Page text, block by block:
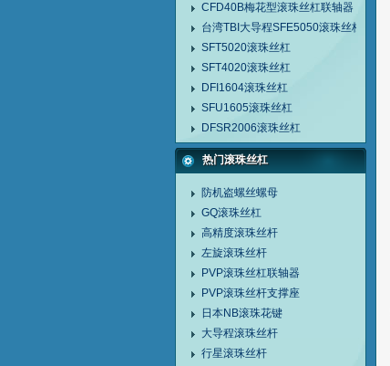
CFD40B梅花型滚珠丝杠联轴器
台湾TBI大导程SFE5050滚珠丝杠
SFT5020滚珠丝杠
SFT4020滚珠丝杠
DFI1604滚珠丝杠
SFU1605滚珠丝杠
DFSR2006滚珠丝杠
热门滚珠丝杠
防机盗螺丝螺母
GQ滚珠丝杠
高精度滚珠丝杆
左旋滚珠丝杆
PVP滚珠丝杠联轴器
PVP滚珠丝杆支撑座
日本NB滚珠花键
大导程滚珠丝杆
行星滚珠丝杆